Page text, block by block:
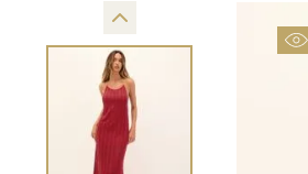
vestido curto
calcinha
vestidos